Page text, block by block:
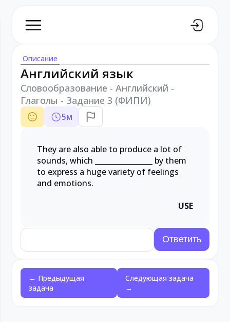
Описание
Английский язык
Словообразование - Английский -
Глаголы - Задание 3 (ФИПИ)
5м
They are also able to produce a lot of
sounds, which
by them
to express a huge variety of feelings
and emotions.
USE
← Предыдущая
задача
Следующая задача
→